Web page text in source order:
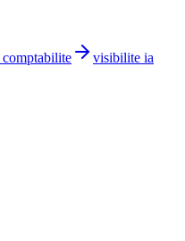
visibilite ia